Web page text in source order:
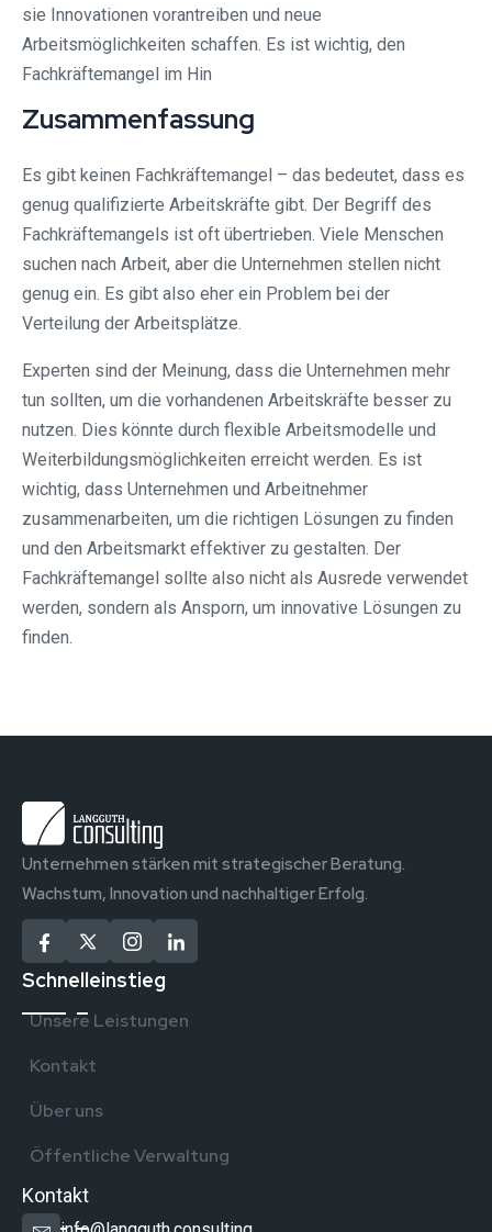
sie Innovationen vorantreiben und neue
Arbeitsmöglichkeiten schaffen. Es ist wichtig, den
Fachkräftemangel im Hin
Zusammenfassung
Es gibt keinen Fachkräftemangel – das bedeutet, dass es
genug qualifizierte Arbeitskräfte gibt. Der Begriff des
Fachkräftemangels ist oft übertrieben. Viele Menschen
suchen nach Arbeit, aber die Unternehmen stellen nicht
genug ein. Es gibt also eher ein Problem bei der
Verteilung der Arbeitsplätze.
Experten sind der Meinung, dass die Unternehmen mehr
tun sollten, um die vorhandenen Arbeitskräfte besser zu
nutzen. Dies könnte durch flexible Arbeitsmodelle und
Weiterbildungsmöglichkeiten erreicht werden. Es ist
wichtig, dass Unternehmen und Arbeitnehmer
zusammenarbeiten, um die richtigen Lösungen zu finden
und den Arbeitsmarkt effektiver zu gestalten. Der
Fachkräftemangel sollte also nicht als Ausrede verwendet
werden, sondern als Ansporn, um innovative Lösungen zu
finden.
Unternehmen stärken mit strategischer Beratung.
Wachstum, Innovation und nachhaltiger Erfolg.
Schnelleinstieg
Unsere Leistungen
Kontakt
Über uns
Öffentliche Verwaltung
Kontakt